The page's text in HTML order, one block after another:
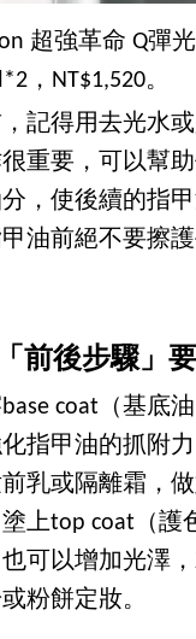
超強革命 Q彈
，NT$1,520。
記得用去光水
重要，可以幫
，使後續的指
油前絕不要擦
前後步驟」
coat（基底
指甲油的抓附
乳或隔離霜，做
上top coat（護
可以增加光澤
粉餅定妝。